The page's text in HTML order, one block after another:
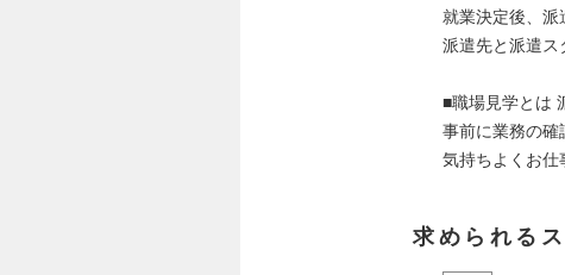
就業決定後、派
派遣先と派遣ス
■職場見学とは
事前に業務の確
気持ちよくお仕
求められる